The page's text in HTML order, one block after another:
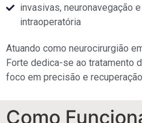
invasivas, neuronavegação
intraoperatória
Atuando como neurocirurgião
Forte dedica-se ao tratamento
foco em precisão e
Como